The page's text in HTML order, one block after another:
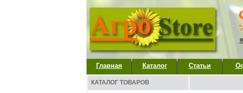
Главная Каталог Статьи
КАТАЛОГ ТОВАРОВ